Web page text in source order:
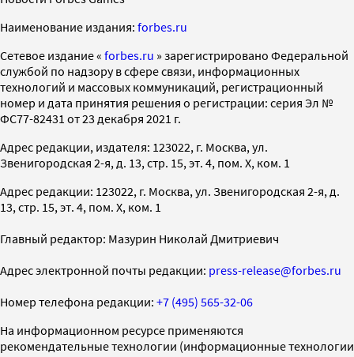
Наименование издания: forbes.ru
Cетевое издание « forbes.ru » зарегистрировано Федеральной
службой по надзору в сфере связи, информационных
технологий и массовых коммуникаций, регистрационный
номер и дата принятия решения о регистрации: серия Эл №
ФС77-82431 от 23 декабря 2021 г.
Адрес редакции, издателя: 123022, г. Москва, ул.
Звенигородская 2-я, д. 13, стр. 15, эт. 4, пом. X, ком. 1
Адрес редакции: 123022, г. Москва, ул. Звенигородская 2-я, д.
13, стр. 15, эт. 4, пом. X, ком. 1
Главный редактор: Мазурин Николай Дмитриевич
Адрес электронной почты редакции: press-release@forbes.ru
Номер телефона редакции: +7 (495) 565-32-06
На информационном ресурсе применяются
рекомендательные технологии (информационные технологии